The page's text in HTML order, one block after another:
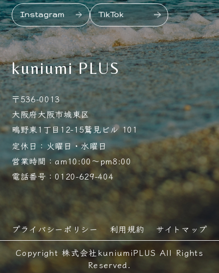
Instagram TikTok
kuniumi PLUS
〒536-0013
大阪府大阪市城東区
鴫野東1丁目12-15鷲見ビル 101
定休日：火曜日・水曜日
営業時間：am10:00～pm8:00
電話番号：0120-629-404
プライバシーポリシー 利用規約
サイトマップ
Copyright 株式会社kuniumiPLUS All Rights
Reserved.